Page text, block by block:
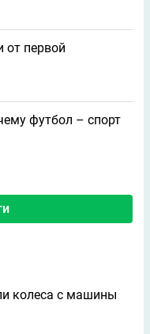
от первой
футбол – спорт
колеса с машины